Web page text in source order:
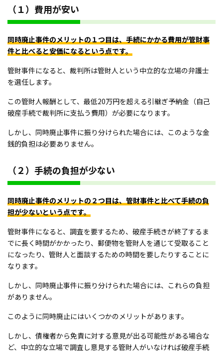
（１）費用が安い
同時廃止事件のメリットの１つ目は、手続にかかる費用が管財事
件と比べると安価になるという点です。
管財事件になると、裁判所は管財人という中立的な立場の弁護士
を選任します。
この管財人報酬として、最低20万円を超える引継ぎ予納金（自己
破産手続で裁判所に支払う費用）が必要になります。
しかし、同時廃止事件に振り分けられた場合には、このような金
銭的負担は必要ありません。
（２）手続の負担が少ない
同時廃止事件のメリットの２つ目は、管財事件と比べて手続の負
担が少ないという点です。
管財事件になると、調査を要するため、破産手続きが終了するま
でに長く時間がかかったり、郵便物を管財人を通じて受取ること
になったり、管財人と面談するための時間を要したりすることに
なります。
しかし、同時廃止事件に振り分けられた場合には、これらの負担
がありません。
このように同時廃止にはいくつかのメリットがあります。
しかし、債権者から免責に対する意見が出る可能性がある場合な
ど、中立的な立場で調査し意見する管財人がいなければ破産手続